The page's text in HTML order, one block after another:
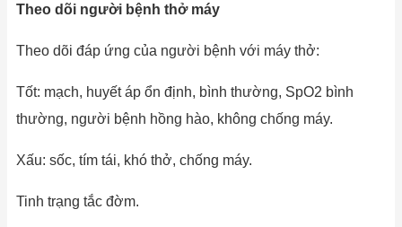
Theo dõi người bệnh thở máy
Theo dõi đáp ứng của người bệnh với máy thở:
Tốt: mạch, huyết áp ổn định, bình thường, SpO2 bình
thường, người bệnh hồng hào, không chống máy.
Xấu: sốc, tím tái, khó thở, chống máy.
Tinh trạng tắc đờm.